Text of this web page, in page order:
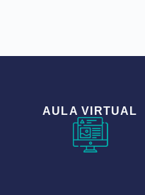
AULA VIRTUAL